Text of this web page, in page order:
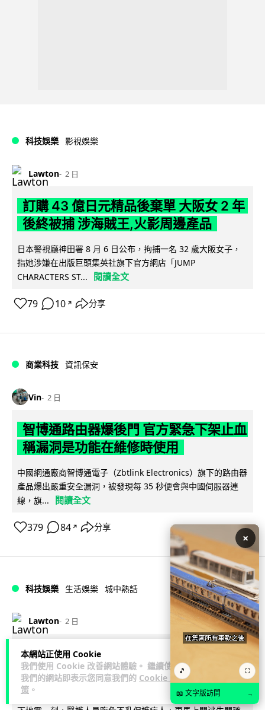
本網站正使用 Cookie
我們使用 Cookie 改善網站體驗。 繼續使用
我們的網站即表示您同意我們的 Cookie 政
策 。
科技娛樂 影視娛樂
Lawton 2 日
訂購 43 億日元精品後棄單 大阪女 2 年
後終被捕 涉海賊王,火影周邊產品
日本警視廳神田署 8 月 6 日公布，拘捕一名 32 歲大阪女子，
指她涉嫌在出版巨頭集英社旗下官方網店「JUMP
CHARACTERS ST...
閱讀全文
79 10 ↗ 分享
商業科技 資訊保安
Vin 2 日
智博通路由器爆後門 官方緊急下架止血
稱漏洞是功能在維修時使用
中國網通廠商智博通電子（Zbtlink Electronics）旗下的路由器
產品爆出嚴重安全漏洞，被發現每 35 秒便會與中國伺服器連
線，旗...
閱讀全文
379 84 ↗ 分享
科技娛樂 生活娛樂 城中熱話
Lawton 2 日
熊本地震手術室驚魂片瘋傳 醫護保護病
人、逃生門 網民讚值得尊敬
熊本縣 7 月 28 日發生 7.1 級地震，熊本綜合醫院手術室鏡頭拍
×
🎵 ⛶
📖 文字版訪問 →